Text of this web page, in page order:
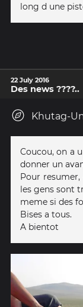
long d une
22 July 2016
Des news ????..
Khutag-
Coucou, on a
donner un
Pour
les gens sont
meme si des
Bises a tous.
A bientot